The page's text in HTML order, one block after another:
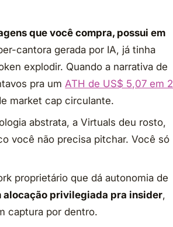
que você compra, possui em
cantora gerada por IA, já tinha
explodir. Quando a narrativa de
pra umATH de US$ 5,07 em 2
market cap circulante.
abstrata, a Virtuals deu rosto,
você não precisa pitchar. Você só
proprietário que dá autonomia de
alocação privilegiada pra insider,
captura por dentro.